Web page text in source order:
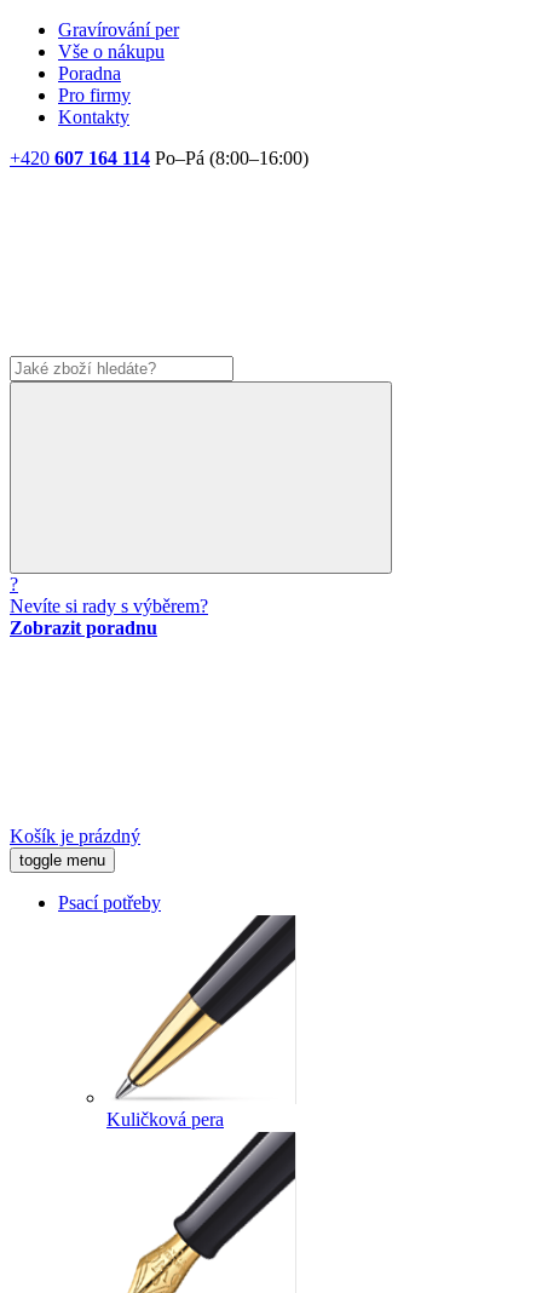
Gravírování per
Vše o nákupu
Poradna
Pro firmy
Kontakty
+420 607 164 114 Po–Pá (8:00–16:00)
?
Nevíte si rady s výběrem?
Zobrazit poradnu
Košík je prázdný
toggle menu
Psací potřeby
Kuličková pera